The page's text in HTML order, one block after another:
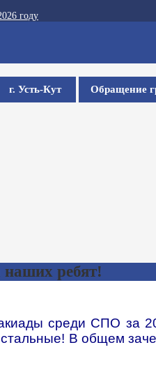
году
г. Усть-Кут Обращение
ребят!
среди СПО за
стальные! В общем